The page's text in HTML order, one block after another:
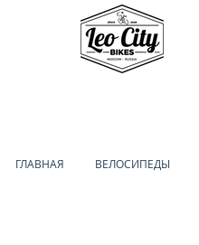
ГЛАВНАЯ ВЕЛОСИПЕДЫ